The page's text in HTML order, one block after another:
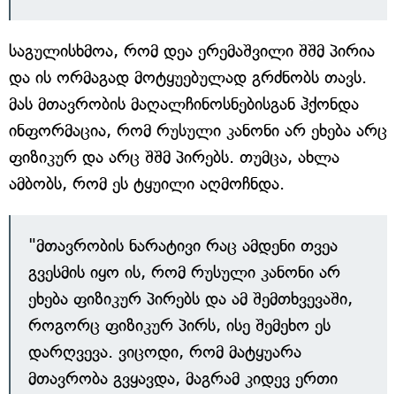
საგულისხმოა, რომ დეა ერემაშვილი შშმ პირია
და ის ორმაგად მოტყუებულად გრძნობს თავს.
მას მთავრობის მაღალჩინოსნებისგან ჰქონდა
ინფორმაცია, რომ რუსული კანონი არ ეხება არც
ფიზიკურ და არც შშმ პირებს. თუმცა, ახლა
ამბობს, რომ ეს ტყუილი აღმოჩნდა.
"მთავრობის ნარატივი რაც ამდენი თვეა
გვესმის იყო ის, რომ რუსული კანონი არ
ეხება ფიზიკურ პირებს და ამ შემთხვევაში,
როგორც ფიზიკურ პირს, ისე შემეხო ეს
დარღვევა. ვიცოდი, რომ მატყუარა
მთავრობა გვყავდა, მაგრამ კიდევ ერთი